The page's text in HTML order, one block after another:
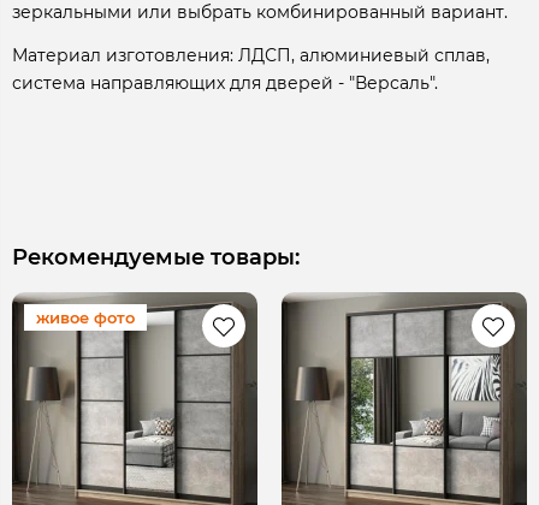
зеркальными или выбрать комбинированный вариант.
Материал изготовления: ЛДСП, алюминиевый сплав,
система направляющих для дверей - "Версаль".
Рекомендуемые товары:
живое фото